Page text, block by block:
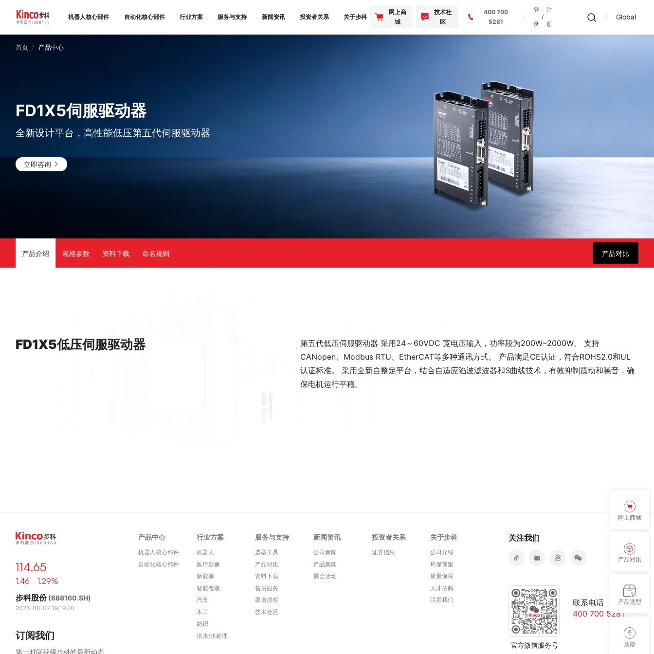
机器人核心部件 自动化核心部件 行业方案 服务与支持 新闻资讯 投资者关系 关于步科
服务与支持
关于步科
联系我们
网上商
城
技术社
区
400 700
5281
登
录
/
注
册
Global
首页 产品中心
FD1X5伺服驱动器
全新设计平台，高性能低压第五代伺服驱动器
立即咨询
产品介绍 规格参数 资料下载 命名规则 产品对比
FD1X5低压伺服驱动器
第五代低压伺服驱动器 采用24～60VDC 宽电压输入，功率段为200W~2000W。 支持
CANopen、Modbus RTU、EtherCAT等多种通讯方式。 产品满足CE认证，符合ROHS2.0和UL
认证标准。 采用全新自整定平台，结合自适应陷波滤波器和S曲线技术，有效抑制震动和噪音，确
保电机运行平稳。
网上商城
产品对比
产品选型
顶部
114.65
1.46 1.29%
步科股份(688160.SH)
2026-08-07 19:19:28
订阅我们
第一时间获得步科的最新动态
产品中心
机器人核心部件
自动化核心部件
行业方案
机器人
医疗影像
新能源
智能包装
汽车
木工
纺织
供水/水处理
服务与支持
选型工具
产品对比
资料下载
售后服务
渠道授权
技术社区
新闻资讯
公司新闻
产品新闻
展会活动
投资者关系
证券信息
关于步科
公司介绍
环保预案
质量保障
人才招聘
联系我们
关注我们
官方微信服务号
联系电话
400 700 5281